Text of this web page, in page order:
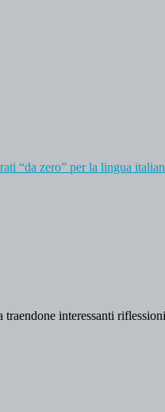
“da zero” per la lingua
interessanti